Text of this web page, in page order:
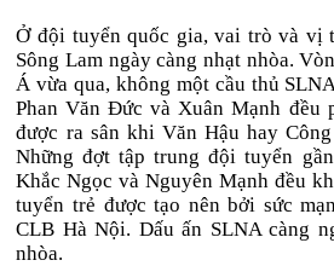
Ở đội tuyển quốc gia, vai trò và vị
Sông Lam ngày càng nhạt nhòa.
Á vừa qua, không một cầu thủ
Phan Văn Đức và Xuân Mạnh
được ra sân khi Văn Hậu hay
Những đợt tập trung đội tuyển
Khắc Ngọc và Nguyên Mạnh đều
tuyển trẻ được tạo nên bởi sức
CLB Hà Nội. Dấu ấn SLNA càng
nhòa.